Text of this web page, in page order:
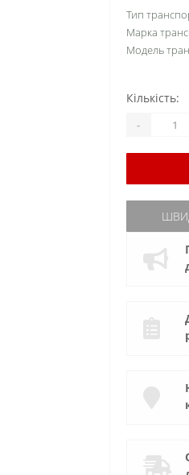
Тип
Марка
Модель
Кількість:
-